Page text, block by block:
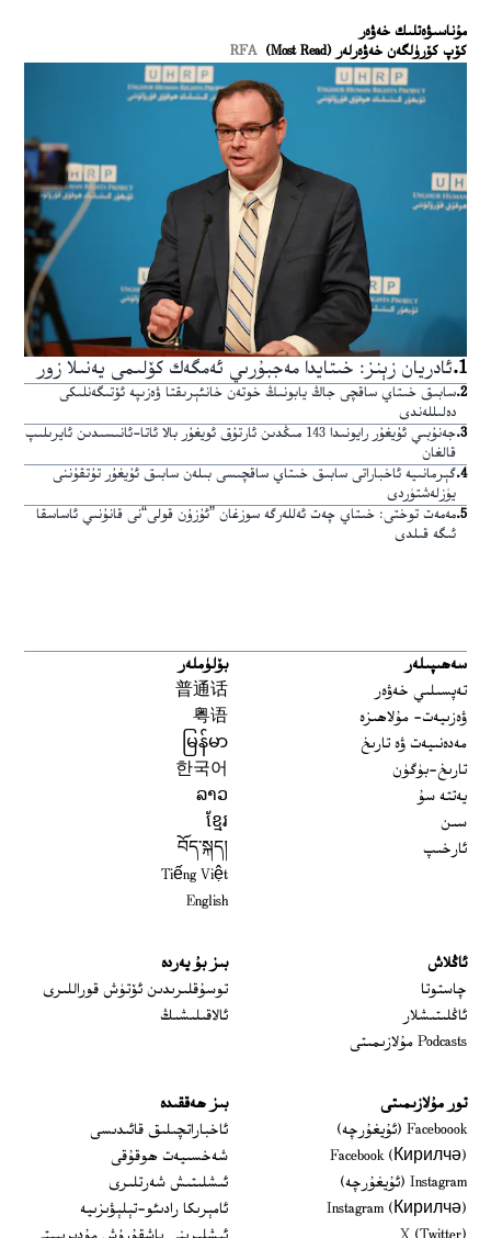
ﻣﯘﻧﺎﺳﯩﯟﻩﺗﻠﯩﻚ ﺧﻪﯞﻩﺭ
كۆپ كۆرۈلگەن خەۋەرلەر (Most Read)
RFA
1
.ئادريان زېنز: خىتايدا مەجبۇرىي ئەمگەك كۆلىمى يەنىلا زور
2
.سابىق خىتاي ساقچى جاڭ يابونىڭ خوتەن خانئېرىقتا ۋەزىپە ئۆتىگەنلىكى
دەلىللەندى
3
.
جەنۇبىي ئۇيغۇر رايونىدا 143 مىڭدىن ئارتۇق ئويغۇر بالا ئاتا-ئانىسىدىن ئايرىلىپ
قالغان
4
.گېرمانىيە ئاخباراتى سابىق خىتاي ساقچىسى بىلەن سابىق ئۇيغۇر تۇتقۇننى
يۈزلەشتۈردى
5
.مەمەت توختى: خىتاي چەت ئەللەرگە سوزغان ”ئۇزۇن قولى“نى قانۇنىي ئاساسقا
ئىگە قىلدى
سەھىپىلەر
تەپسىلىي خەۋەر
ۋەزىيەت- مۇلاھىزە
مەدەنىيەت ۋە تارىخ
تارىخ-بۈگۈن
يەتتە سۇ
سىن
ئارخىپ
بۆلۈملەر
普通话
粤语
မြန်မာ
한국어
ລາວ
ខ្មែរ
བོད་སྐད།
Tiếng Việt
English
ئاڭلاش
چاستوتا
ئاڭلىتىشلار
Podcasts مۇلازىمىتى
بىز بۇ يەردە
توسۇقلىرىدىن ئۆتۈش قوراللىرى
ئالاقىلىشىڭ
تور مۇلازىمىتى
Faceboook (ئۇيغۇرچە)
Opens in new window
Facebook (Кирилчә)
Opens in new window
Instagram (ئۇيغۇرچە)
Opens in new window
Instagram (Кирилчә)
Opens in new window
بىز ھەققىدە
ئاخباراتچىلىق قائىدىسى
شەخسىيەت ھوقۇقى
ئىشلىتىش شەرتلىرى
ئامېرىكا رادىئو-تېلېۋىزىيە